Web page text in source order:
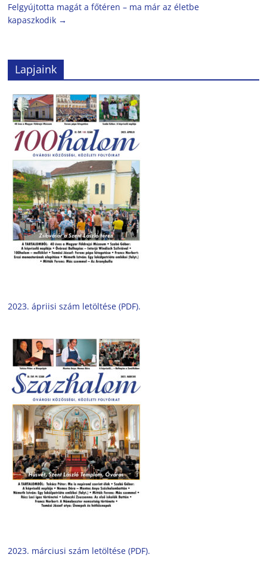
Felgyújtotta magát a főtéren – ma már az életbe
kapaszkodik →
Lapjaink
2023. ápriisi szám letöltése (PDF).
2023. márciusi szám letöltése (PDF).